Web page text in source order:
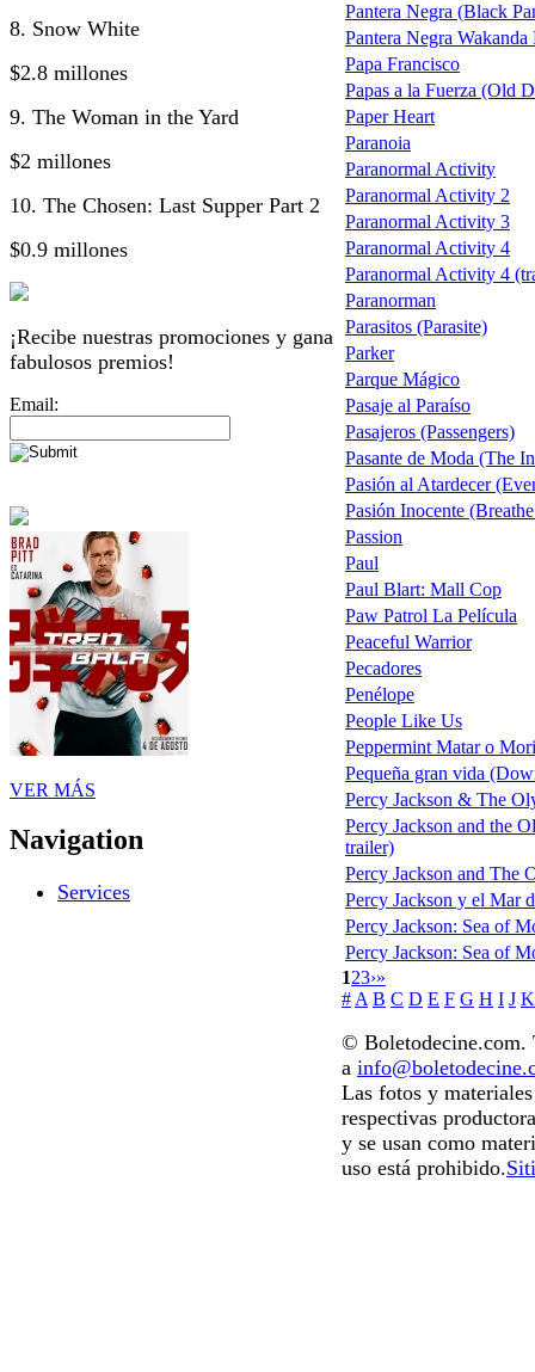
8. Snow White
$2.8 millones
9. The Woman in the Yard
$2 millones
10. The Chosen: Last Supper Part 2
$0.9 millones
¡Recibe nuestras promociones y gana
fabulosos premios!
Email:
VER MÁS
Navigation
Services
Pantera Negra (Black
Pantera Negra
Papa Francisco
Papas a la Fuerza (Old
Paper Heart
Paranoia
Paranormal Activity
Paranormal Activity 2
Paranormal Activity 3
Paranormal Activity 4
Paranormal Activity 4
Paranorman
Parasitos (Parasite)
Parker
Parque Mágico
Pasaje al Paraíso
Pasajeros (Passengers)
Pasante de Moda (The
Pasión al Atardecer
Pasión Inocente
Passion
Paul
Paul Blart: Mall Cop
Paw Patrol La Película
Peaceful Warrior
Pecadores
Penélope
People Like Us
Peppermint Matar o
Pequeña gran vida
Percy Jackson & The
Percy Jackson and the
trailer)
Percy Jackson and The
Percy Jackson y el Mar
Percy Jackson: Sea of
Percy Jackson: Sea of
123›»
# A B C D E F G H I J K
© Boletodecine.com.
a
Las fotos y
respectivas
y se usan como
uso está prohibido.